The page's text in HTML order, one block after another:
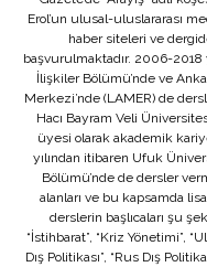
Erol’un ulusal-uluslararası
haber siteleri ve
başvurulmaktadır. 2006-2018
İlişkiler Bölümü’nde ve
Merkezi’nde (LAMER) de
Hacı Bayram Veli
üyesi olarak akademik
yılından itibaren Ufuk
Bölümü’nde de dersler
alanları ve bu kapsamda
derslerin başlıcaları şu
“İstihbarat”, “Kriz Yönetimi”,
Dış Politikası”, “Rus Dış